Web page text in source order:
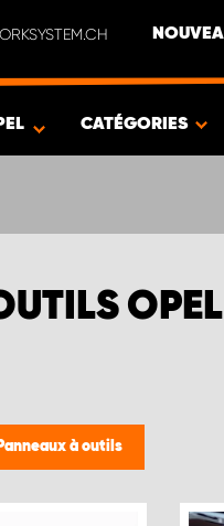
CATÉGORIES
OPEL
Panneaux à outils